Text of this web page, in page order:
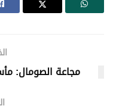
مجاعة الصومال: